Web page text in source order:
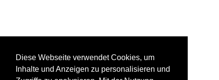
Diese Webseite verwendet Cookies, um
Inhalte und Anzeigen zu personalisieren und